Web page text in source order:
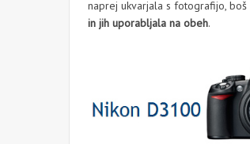
naprej ukvarjala s fotografijo,
in jih uporabljala na obeh.